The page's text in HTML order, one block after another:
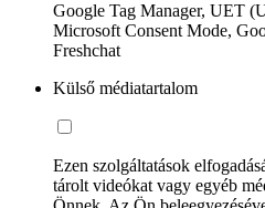
Google Tag Manager, UET
Microsoft Consent Mode,
Freshchat
Külső médiatartalom
Ezen szolgáltatások
tárolt videókat vagy egyéb